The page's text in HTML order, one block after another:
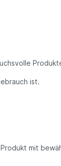
ist.
mit